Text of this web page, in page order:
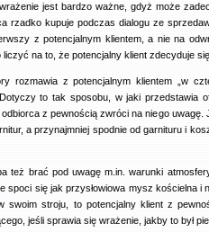
jest bardzo ważne, gdyż może
rzadko kupuje podczas dialogu ze
z potencjalnym klientem, a nie na
na to, że potencjalny klient zdecyduje
rozmawia z potencjalnym klientem „w
to tak sposobu, w jaki przedstawia
z pewnością zwróci na niego
a przynajmniej spodnie od garnituru i
też brać pod uwagę m.in. warunki
spoci się jak przysłowiowa mysz kościelna
swoim stroju, to potencjalny klient z
jeśli sprawia się wrażenie, jakby to był